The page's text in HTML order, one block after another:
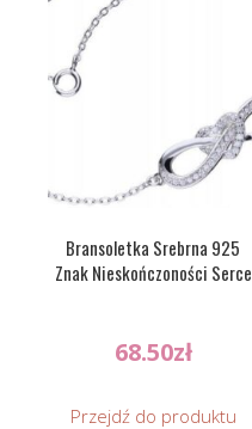
Bransoletka Srebrna 925
Znak Nieskończoności Serce
68.50zł
Przejdź do produktu